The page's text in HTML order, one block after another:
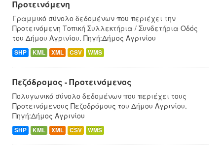
Προτεινόμενη
Γραμμικό σύνολο δεδομένων που περιέχει την
Προτεινόμενη Τοπική Συλλεκτήρια / Συνδετήρια Οδός
του Δήμου Αγρινίου. Πηγή:Δήμος Αγρινίου
SHP KML XML CSV WMS
Πεζόδρομος - Προτεινόμενος
Πολυγωνικό σύνολο δεδομένων που περιέχει τους
Προτεινόμενους Πεζοδρόμους του Δήμου Αγρινίου.
Πηγή:Δήμος Αγρινίου
SHP KML XML CSV WMS